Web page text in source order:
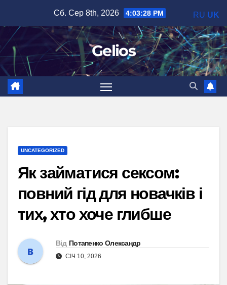
вмісту
Сб. Сер 8th, 2026 4:03:29 PM
Gelios
UNCATEGORIZED
Як займатися сексом:
повний гід для новачків і
тих, хто хоче глибше
Від Потапенко Олександр
СІЧ 10, 2026
RU UK